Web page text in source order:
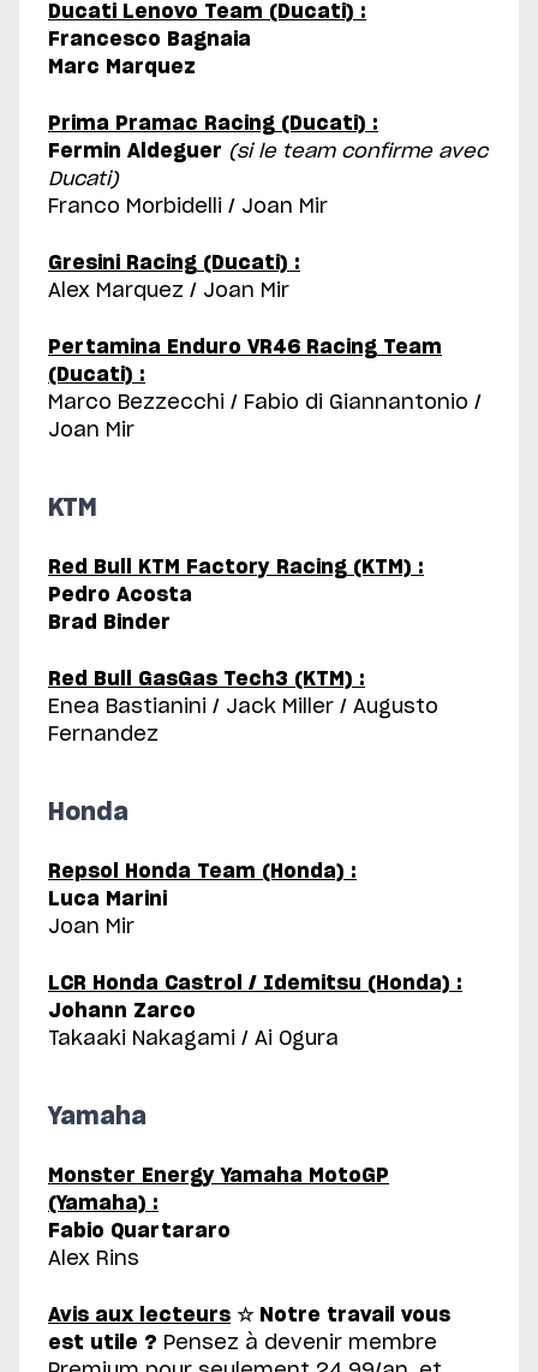
Ducati Lenovo Team (Ducati) :
Francesco Bagnaia
Marc Marquez
Prima Pramac Racing (Ducati) :
Fermin Aldeguer (si le team confirme avec
Ducati)
Franco Morbidelli / Joan Mir
Gresini Racing (Ducati) :
Alex Marquez / Joan Mir
Pertamina Enduro VR46 Racing Team
(Ducati) :
Marco Bezzecchi / Fabio di Giannantonio /
Joan Mir
KTM
Red Bull KTM Factory Racing (KTM) :
Pedro Acosta
Brad Binder
Red Bull GasGas Tech3 (KTM) :
Enea Bastianini / Jack Miller / Augusto
Fernandez
Honda
Repsol Honda Team (Honda) :
Luca Marini
Joan Mir
LCR Honda Castrol / Idemitsu (Honda) :
Johann Zarco
Takaaki Nakagami / Ai Ogura
Yamaha
Monster Energy Yamaha MotoGP
(Yamaha) :
Fabio Quartararo
Alex Rins
Avis aux lecteurs ☆ Notre travail vous
est utile ? Pensez à devenir membre